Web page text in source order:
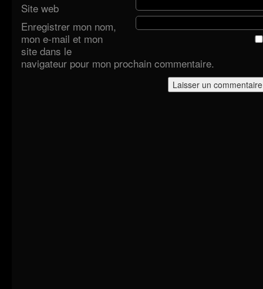
Site web
Enregistrer mon nom,
mon e-mail et mon
site dans le
navigateur pour mon prochain commentaire.